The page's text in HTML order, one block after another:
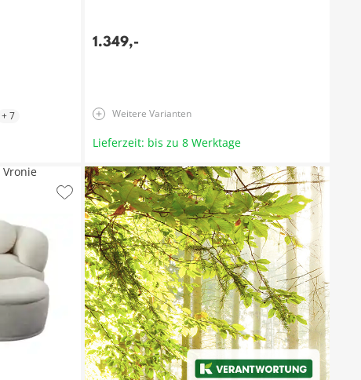
+7
1.349,-
Weitere Varianten
Lieferzeit: bis zu 8 Werktage